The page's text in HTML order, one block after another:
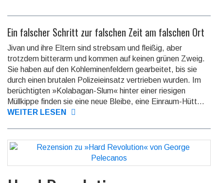
Ein falscher Schritt zur falschen Zeit am falschen Ort
Jivan und ihre Eltern sind strebsam und fleißig, aber
trotzdem bitterarm und kommen auf keinen grünen Zweig.
Sie haben auf den Kohle­minen­feldern gearbei­tet, bis sie
durch einen brutalen Polizei­einsatz vertrie­ben wurden. Im
berüch­tigten »Kolabagan-Slum« hinter einer riesigen
Müllkippe finden sie eine neue Bleibe, eine Einraum-Hütt...
WEITER LESEN